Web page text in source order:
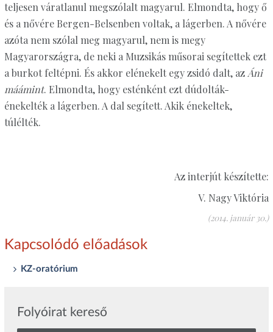
teljesen váratlanul megszólalt magyarul. Elmondta, hogy ő
és a nővére Bergen-Belsenben voltak, a lágerben. A nővére
azóta nem szólal meg magyarul, nem is megy
Magyarországra, de neki a Muzsikás műsorai segítettek ezt
a burkot feltépni. És akkor elénekelt egy zsidó dalt, azÁni
máámint. Elmondta, hogy esténként ezt dúdolták-
énekelték a lágerben. A dal segített. Akik énekeltek,
túlélték.
Az interjút készítette:
V. Nagy Viktória
(2014. január 30.)
Kapcsolódó előadások
KZ-oratórium
Folyóirat kereső